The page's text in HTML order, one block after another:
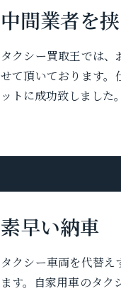
中間業者を
タクシー買取王では
せて頂いております。
ットに成功致しました。
素早い納車
タクシー車両を代替
ます。自家用車のタ